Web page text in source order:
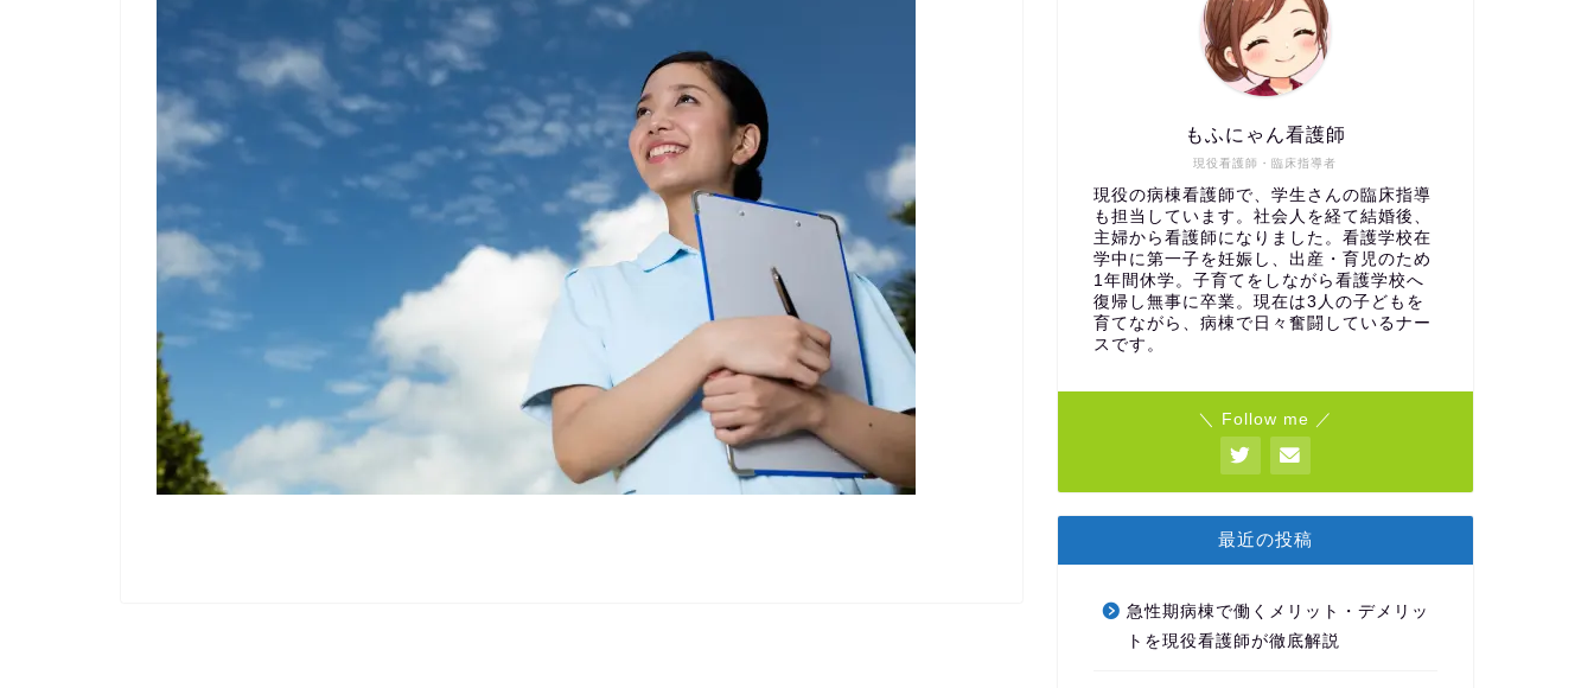
現役看護師・臨床指導者
もふにゃん看護師
現役の病棟看護師で、学生さんの臨床指導
も担当しています。社会人を経て結婚後、
主婦から看護師になりました。看護学校在
学中に第一子を妊娠し、出産・育児のため
1年間休学。子育てをしながら看護学校へ
復帰し無事に卒業。現在は3人の子どもを
育てながら、病棟で日々奮闘しているナー
スです。
＼ Follow me ／
最近の投稿
急性期病棟で働くメリット・デメリッ
トを現役看護師が徹底解説